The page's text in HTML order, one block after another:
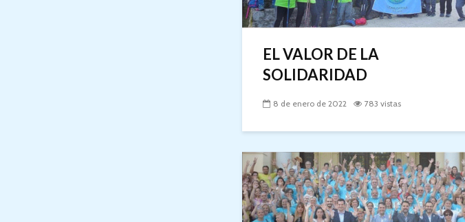
EL VALOR DE LA
SOLIDARIDAD
8 de enero de 2022 783 vistas